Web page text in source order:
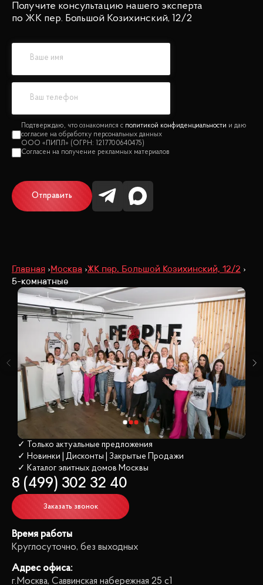
Получите консультацию нашего эксперта
по ЖК пер. Большой Козихинский, 12/2
политикой конфиденциальности
Отправить
Главная Москва ЖК пер. Большой Козихинский, 12/2
5-комнатные
✓ Только актуальные предложения
✓ Новинки | Дисконты | Закрытые Продажи
✓ Каталог элитных домов Москвы
8 (499) 302 32 40
Заказать звонок
Время работы
Круглосуточно, без выходных
Адрес офиса:
г.Москва, Саввинская набережная 25 с1